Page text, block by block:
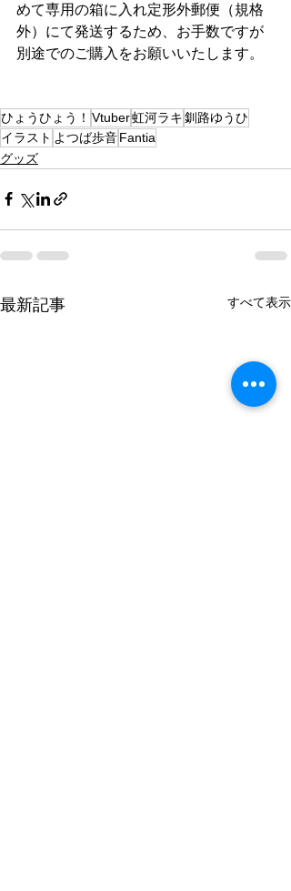
めて専用の箱に入れ定形外郵便（規格
外）にて発送するため、お手数ですが
別途でのご購入をお願いいたします。
ひょうひょう！ Vtuber虹河ラキ釧路ゆうひ
イラスト よつば歩音Fantia
グッズ
最新記事 すべて表示